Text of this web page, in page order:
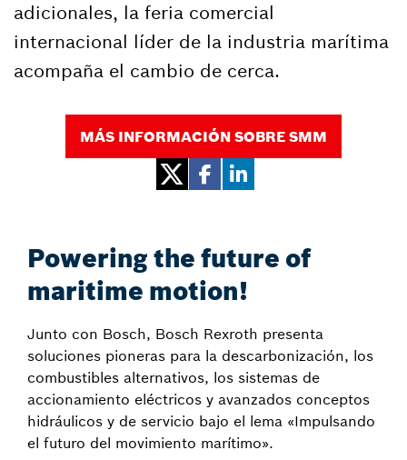
adicionales, la feria comercial
internacional líder de la industria marítima
acompaña el cambio de cerca.
MÁS INFORMACIÓN SOBRE SMM
Powering the future of
maritime motion!
Junto con Bosch, Bosch Rexroth presenta
soluciones pioneras para la descarbonización, los
combustibles alternativos, los sistemas de
accionamiento eléctricos y avanzados conceptos
hidráulicos y de servicio bajo el lema «Impulsando
el futuro del movimiento marítimo».